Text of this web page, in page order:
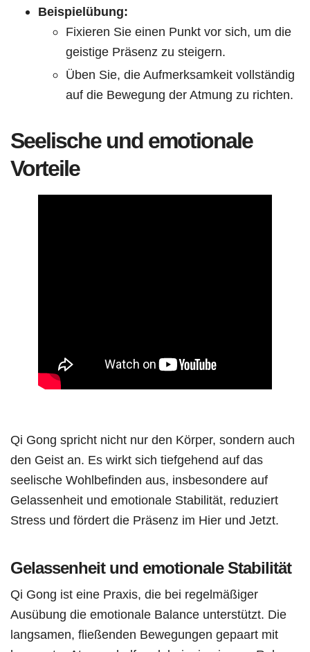
Beispielübung:
Fixieren Sie einen Punkt vor sich, um die
geistige Präsenz zu steigern.
Üben Sie, die Aufmerksamkeit vollständig
auf die Bewegung der Atmung zu richten.
Seelische und emotionale
Vorteile
Qi Gong spricht nicht nur den Körper, sondern auch
den Geist an. Es wirkt sich tiefgehend auf das
seelische Wohlbefinden aus, insbesondere auf
Gelassenheit und emotionale Stabilität, reduziert
Stress und fördert die Präsenz im Hier und Jetzt.
Gelassenheit und emotionale Stabilität
Qi Gong ist eine Praxis, die bei regelmäßiger
Ausübung die emotionale Balance unterstützt. Die
langsamen, fließenden Bewegungen gepaart mit